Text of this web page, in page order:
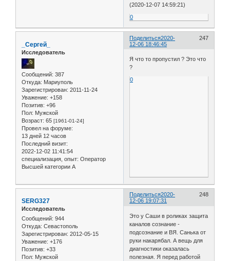
(2020-12-07 14:59:21)
0
Поделиться 247
2020-
12-06 18:46:45
_Сергей_
Исследователь
Сообщений: 387
Откуда: Мариуполь
Зарегистрирован: 2011-11-24
Уважение: +158
Позитив: +96
Пол: Мужской
Возраст: 65 [1961-01-24]
Провел на форуме:
13 дней 12 часов
Последний визит:
2022-12-02 11:41:54
специализация, опыт: Оператор
Высшей категории А
Я что то пропустил ? Это что
?
0
Поделиться 248
2020-
12-06 19:07:31
SERG327
Исследователь
Сообщений: 944
Откуда: Севастополь
Зарегистрирован: 2012-05-15
Уважение: +176
Позитив: +33
Пол: Мужской
Это у Саши в роликах защита
каналов сознание -
подсознание и ВЯ. Санька от
руки накарябал. А вещь для
диагностики оказалась
полезная. Я перед работой